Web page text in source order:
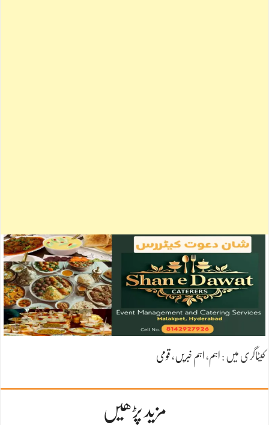
کیٹاگری میں : اہم، اہم خبریں، قومی
مزید پڑھیں